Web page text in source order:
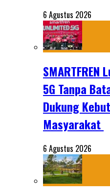
6 Agustus 2026
5G Tanpa
Dukung
Masyarakat
6 Agustus 2026